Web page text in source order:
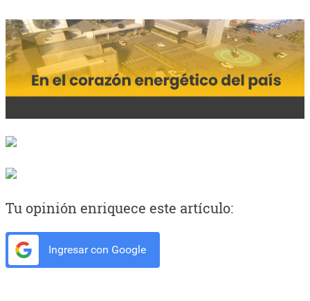
Tu opinión enriquece este artículo:
Ingresar con Google